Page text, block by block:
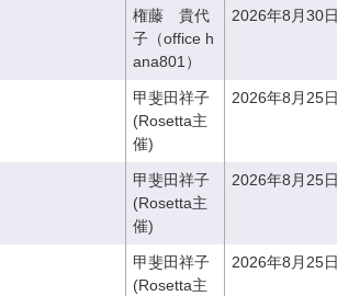
権藤 貴代
子（office h
ana801）
2026年8月30日
甲斐田祥子
(Rosetta主
催)
2026年8月25日
甲斐田祥子
(Rosetta主
催)
2026年8月25日
甲斐田祥子
(Rosetta主
2026年8月25日